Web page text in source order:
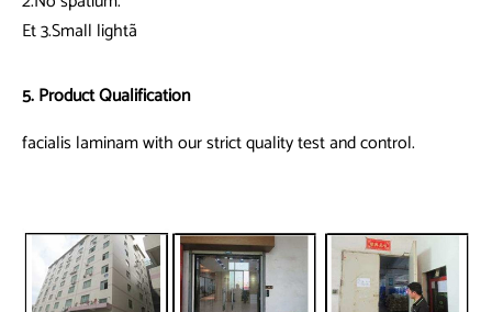
Et 3.Small lightã
5. Product Qualification
facialis laminam with our strict quality test and control.